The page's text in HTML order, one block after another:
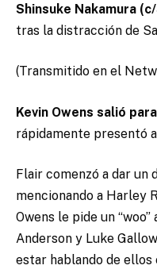
Shinsuke Nakamura
tras la distracción de
(Transmitido en el
Kevin Owens salió
rápidamente presentó
Flair comenzó a dar
mencionando a Harley
Owens le pide un
Anderson y Luke
estar hablando de ellos